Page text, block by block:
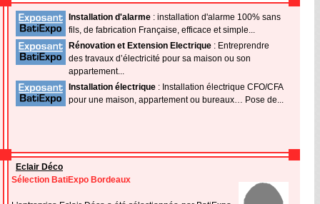
Installation d'alarme : installation d'alarme 100% sans
fils, de fabrication Française, efficace et simple...
Rénovation et Extension Electrique : Entreprendre
des travaux d’électricité pour sa maison ou son
appartement...
Installation électrique : Installation électrique CFO/CFA
pour une maison, appartement ou bureaux… Pose de...
Eclair Déco
Sélection BatiExpo Bordeaux